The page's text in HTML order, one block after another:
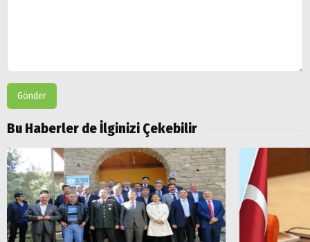
Gönder
Bu Haberler de İlginizi Çekebilir